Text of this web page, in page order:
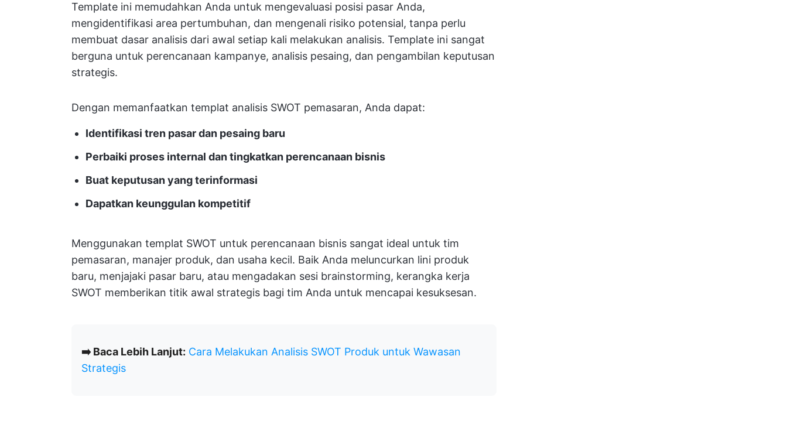
Template ini memudahkan Anda untuk mengevaluasi posisi pasar Anda,
mengidentifikasi area pertumbuhan, dan mengenali risiko potensial, tanpa perlu
membuat dasar analisis dari awal setiap kali melakukan analisis. Template ini sangat
berguna untuk perencanaan kampanye, analisis pesaing, dan pengambilan keputusan
strategis.
Dengan memanfaatkan templat analisis SWOT pemasaran, Anda dapat:
Identifikasi tren pasar dan pesaing baru
Perbaiki proses internal dan tingkatkan perencanaan bisnis
Buat keputusan yang terinformasi
Dapatkan keunggulan kompetitif
Menggunakan templat SWOT untuk perencanaan bisnis sangat ideal untuk tim
pemasaran, manajer produk, dan usaha kecil. Baik Anda meluncurkan lini produk
baru, menjajaki pasar baru, atau mengadakan sesi brainstorming, kerangka kerja
SWOT memberikan titik awal strategis bagi tim Anda untuk mencapai kesuksesan.
➡️ Baca Lebih Lanjut: Cara Melakukan Analisis SWOT Produk untuk Wawasan
Strategis